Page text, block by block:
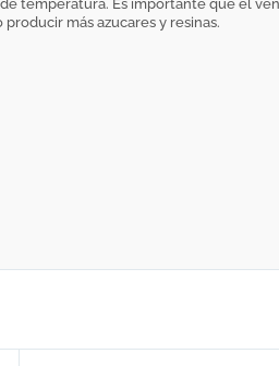
temperatura. Es importante que el
más azucares y resinas.